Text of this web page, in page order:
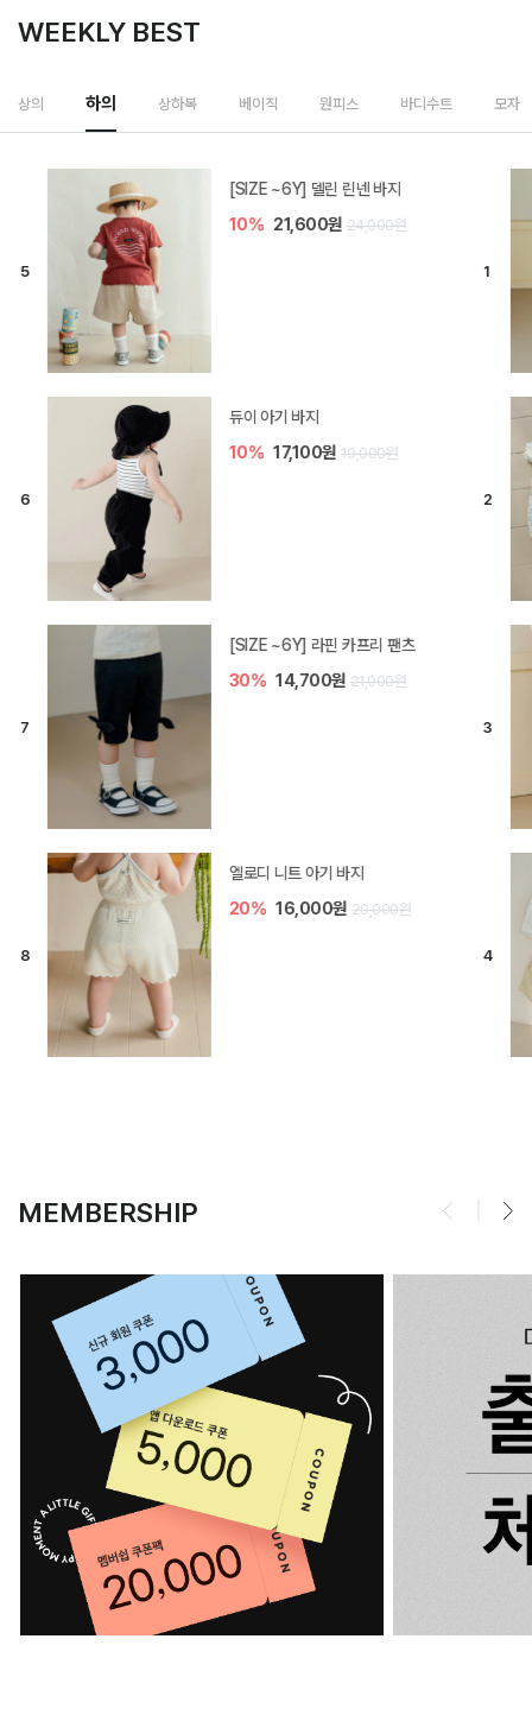
WEEKLY BEST
상의 하의 상하복 베이직 원피스 바디수트 모자
밀라 아기 셋업
20% 35,200원 44,000원
브렌 아기 블라우스 세트
10% 36,900원 41,000원
[SIZE ~6Y] 오뎃 라운지웨어
10% 20,700원 23,000원
[SIZE ~6Y] 블룸 플리츠 쓰리피스
셋업
MEMBERSHIP